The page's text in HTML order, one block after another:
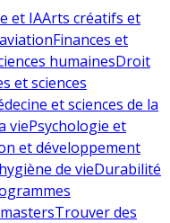
et IAArts créatifs et
Finances et
humainesDroit
et sciences
et sciences de la
viePsychologie et
et développement
de vieDurabilité
Trouver des